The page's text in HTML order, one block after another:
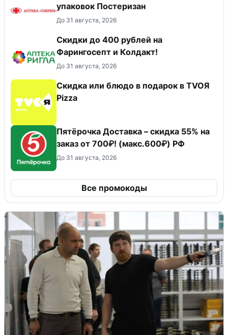
упаковок Постеризан
До 31 августа, 2026
Скидки до 400 рублей на
Фарингосепт и Колдакт!
До 31 августа, 2026
Скидка или блюдо в подарок в TVOЯ
Pizza
Пятёрочка Доставка – скидка 55% на
заказ от 700₽! (макс.600₽) РФ
До 31 августа, 2026
Все промокоды